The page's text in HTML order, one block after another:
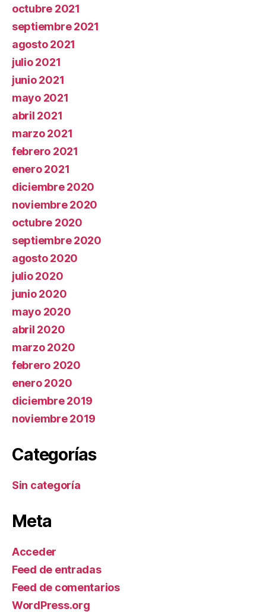
octubre 2021
septiembre 2021
agosto 2021
julio 2021
junio 2021
mayo 2021
abril 2021
marzo 2021
febrero 2021
enero 2021
diciembre 2020
noviembre 2020
octubre 2020
septiembre 2020
agosto 2020
julio 2020
junio 2020
mayo 2020
abril 2020
marzo 2020
febrero 2020
enero 2020
diciembre 2019
noviembre 2019
Categorías
Sin categoría
Meta
Acceder
Feed de entradas
Feed de comentarios
WordPress.org